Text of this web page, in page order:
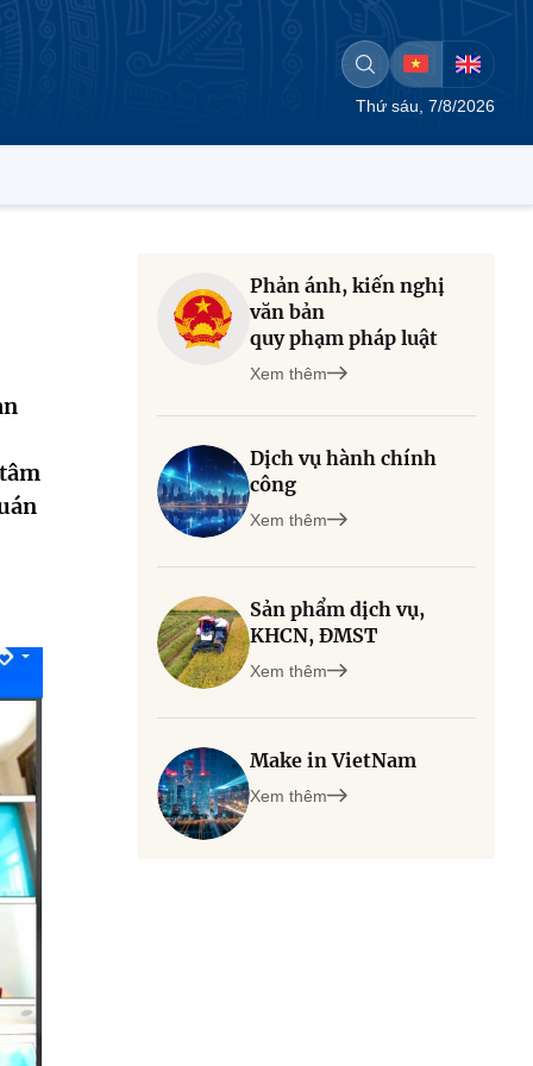
Thứ sáu, 7/8/2026
Phản ánh, kiến nghị
văn bản
quy phạm pháp luật
Xem thêm
Dịch vụ hành chính
công
Xem thêm
Sản phẩm dịch vụ,
KHCN, ĐMST
Xem thêm
Make in VietNam
Xem thêm